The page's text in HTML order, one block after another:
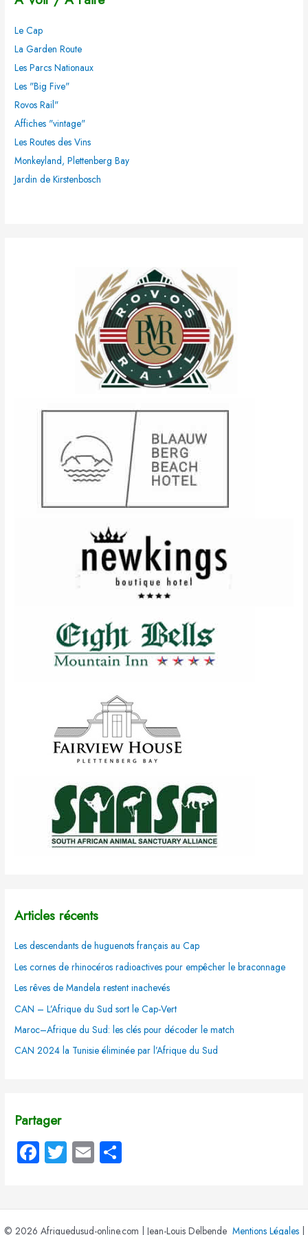
c
h
e
r
:
Le Cap
La Garden Route
Les Parcs Nationaux
Les "Big Five"
Rovos Rail"
Affiches "vintage"
Les Routes des Vins
Monkeyland, Plettenberg Bay
Jardin de Kirstenbosch
Articles récents
Les descendants de huguenots français au Cap
Les cornes de rhinocéros radioactives pour empêcher le braconnage
Les rêves de Mandela restent inachevés
CAN – L’Afrique du Sud sort le Cap-Vert
Maroc–Afrique du Sud: les clés pour décoder le match
CAN 2024 la Tunisie éliminée par l’Afrique du Sud
Partager
Fa
ce
o
T
wi
er
E
m
g
© 2026 Afriquedusud-online.com | Jean-Louis Delbende Mentions Légales|